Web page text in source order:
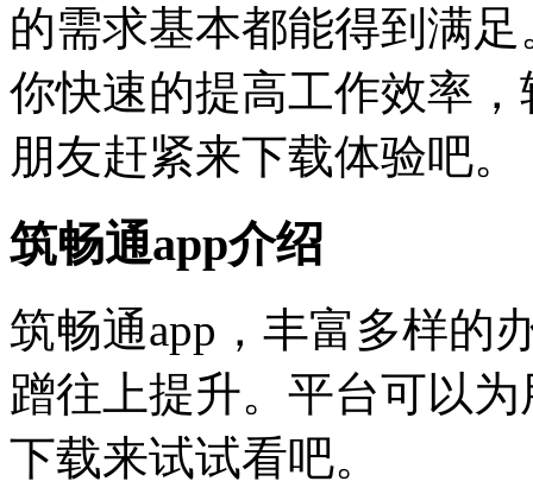
的需求基本都能得到满
你快速的提高工作效率
朋友赶紧来下载体验吧。
筑畅通app介绍
筑畅通app，丰富多样的
蹭往上提升。平台可以
下载来试试看吧。